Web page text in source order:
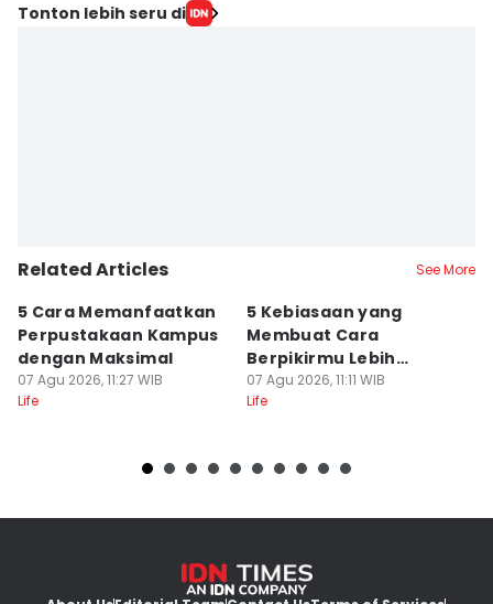
Tonton lebih seru di
Related Articles See More
5 Cara Memanfaatkan
Perpustakaan Kampus
dengan Maksimal
07 Agu 2026, 11:27 WIB
Life
5 Kebiasaan yang
Membuat Cara
Berpikirmu Lebih
Fleksibel
07 Agu 2026, 11:11 WIB
Life